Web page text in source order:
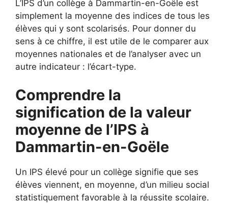
L’IPS d’un collège à Dammartin-en-Goële est
simplement la moyenne des indices de tous les
élèves qui y sont scolarisés. Pour donner du
sens à ce chiffre, il est utile de le comparer aux
moyennes nationales et de l’analyser avec un
autre indicateur : l’écart-type.
Comprendre la
signification de la valeur
moyenne de l’IPS à
Dammartin-en-Goële
Un IPS élevé pour un collège signifie que ses
élèves viennent, en moyenne, d’un milieu social
statistiquement favorable à la réussite scolaire.